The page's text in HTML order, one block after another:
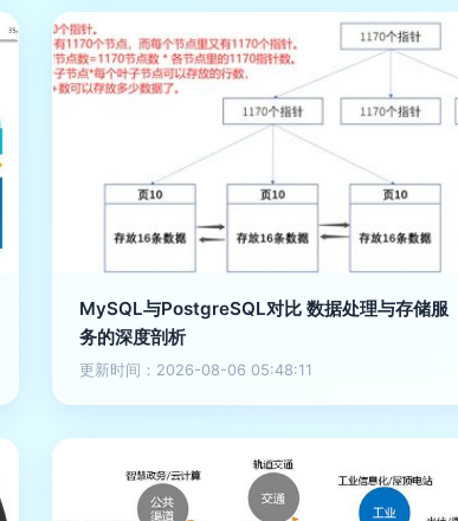
MySQL与PostgreSQL对比 数据处理与存储服
务的深度剖析
更新时间：2026-08-06 05:48:11